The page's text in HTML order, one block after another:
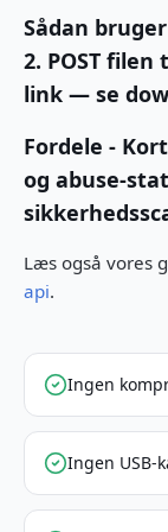
Sådan
2. POST
link — se
Fordele -
og abuse-
Læs også vores
api.
Ingen
Ingen USB-